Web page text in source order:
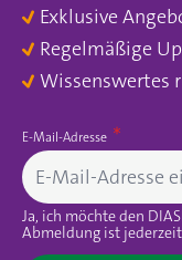
Exklusive
Regelmäßige
Wissenswertes
E-Mail-Adresse
Ja, ich möchte den
Abmeldung ist